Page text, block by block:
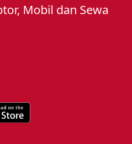
Mobil dan Sewa